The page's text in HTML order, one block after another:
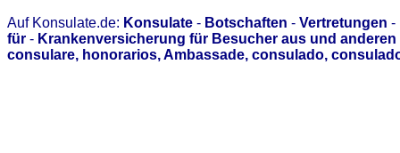
Auf Konsulate.de: Konsulate - Botschaften - Vertretungen -
für - Krankenversicherung für Besucher aus und
consulare, honorarios, Ambassade, consulado,